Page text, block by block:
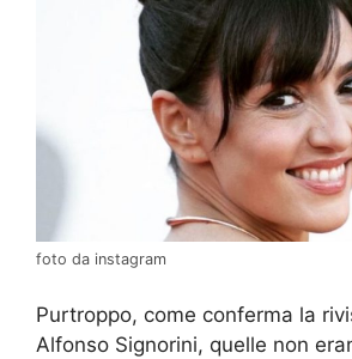
foto da instagram
Purtroppo, come conferma la
Alfonso Signorini, quelle non